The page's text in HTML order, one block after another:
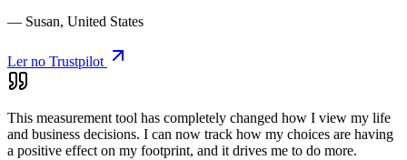
— Susan, United States
Ler no Trustpilot
This measurement tool has completely changed how I view my life
and business decisions. I can now track how my choices are having
a positive effect on my footprint, and it drives me to do more.